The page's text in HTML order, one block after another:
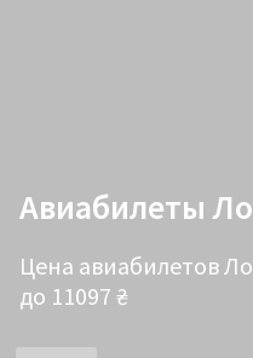
Авиабилеты
Цена авиабилетов
до 11097 ₴